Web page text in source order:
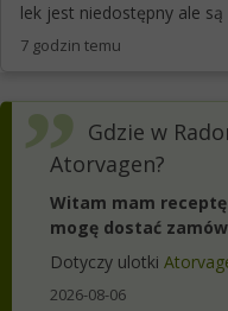
lek jest niedostępny ale są
7 godzin temu
Gdzie w
Atorvagen?
Witam mam
mogę dostać
Dotyczy ulotki
2026-08-06